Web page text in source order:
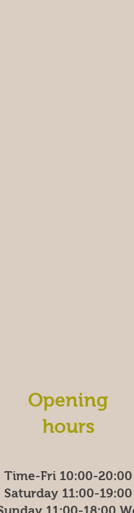
Opening
hours
Time-Fri 10:00-20:00
Saturday 11:00-19:00